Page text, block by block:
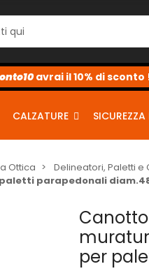
CALZATURE SICUREZZA
Ottica
Delineatori, Paletti e
parapedonali
per